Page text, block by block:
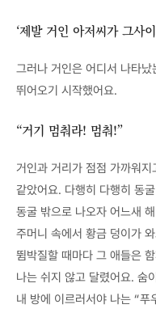
‘제발 거인 아저씨가 그
그러나 거인은 어디서 나타
뛰어오기 시작했어요.
“거기 멈춰라! 멈춰!”
거인과 거리가 점점 가까워
같았어요. 다행히 다행히 동
동굴 밖으로 나오자 어느새
주머니 속에서 황금 덩이가
뜀박질할 때마다 그 애들은
나는 쉬지 않고 달렸어요. 숨
내 방에 이르러서야 나는 “